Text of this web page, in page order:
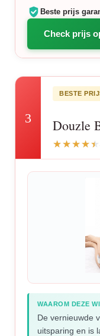
Beste prijs
Check prijs
3
BESTE
Douzle
WAAROM DEZE
De vernieuwde
uitsparing en is